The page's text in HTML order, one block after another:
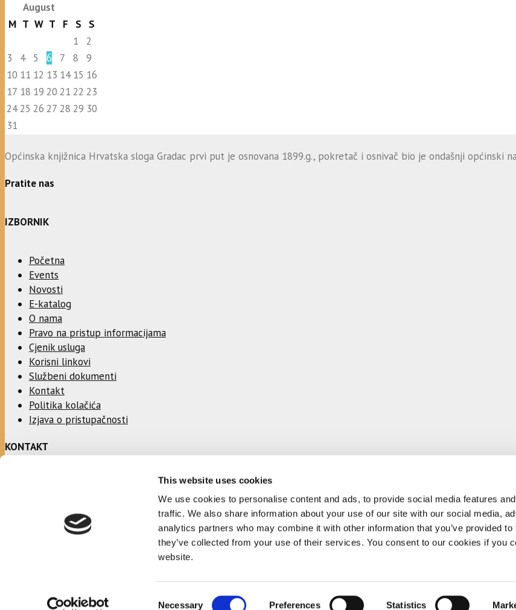
This website uses cookies
We use cookies to personalise content and ads, to provide social media features
traffic. We also share information about your use of our site with our social media,
analytics partners who may combine it with other information that you’ve provided to
they’ve collected from your use of their services. You consent to our cookies if you
website.
Necessary Preferences Statistics
August
M T W T F S
S
1
2
3
4 5 6 7 8
9
10 11 12 13 14 15 16
17 18 19 20 21 22 23
2425 26 27 28 29 30
31
Općinska knjižnica Hrvatska sloga Gradac prvi put je osnovana 1899.g., pokretač i osnivač bio je ondašnji općinski
Pratite nas
IZBORNIK
Početna
Events
Novosti
E-katalog
O nama
Pravo na pristup informacijama
Cjenik usluga
Korisni linkovi
Službeni dokumenti
Kontakt
Politika kolačića
Izjava o pristupačnosti
KONTAKT
opcinska.knjiznica.hrvatska.sloga.gradac@st.t-com.hr